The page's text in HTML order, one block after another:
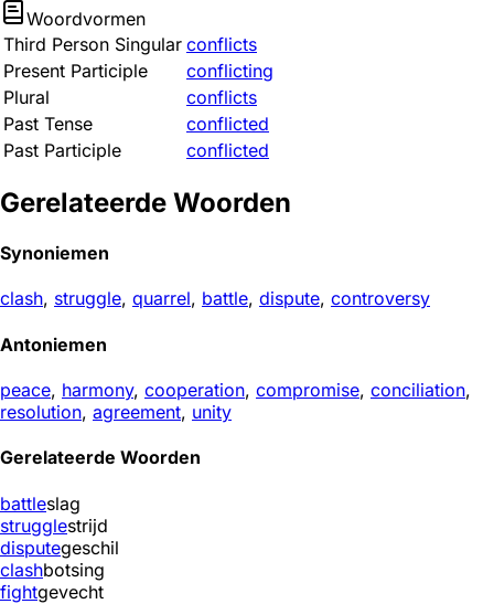
Woordvormen
Third Person Singular conflicts
Present Participle
conflicting
Plural
conflicts
Past Tense
conflicted
Past Participle
conflicted
Gerelateerde Woorden
Synoniemen
clash, struggle, quarrel, battle, dispute, controversy
Antoniemen
peace, harmony, cooperation, compromise, conciliation,
resolution, agreement, unity
Gerelateerde Woorden
battleslag
strugglestrijd
disputegeschil
clashbotsing
fightgevecht